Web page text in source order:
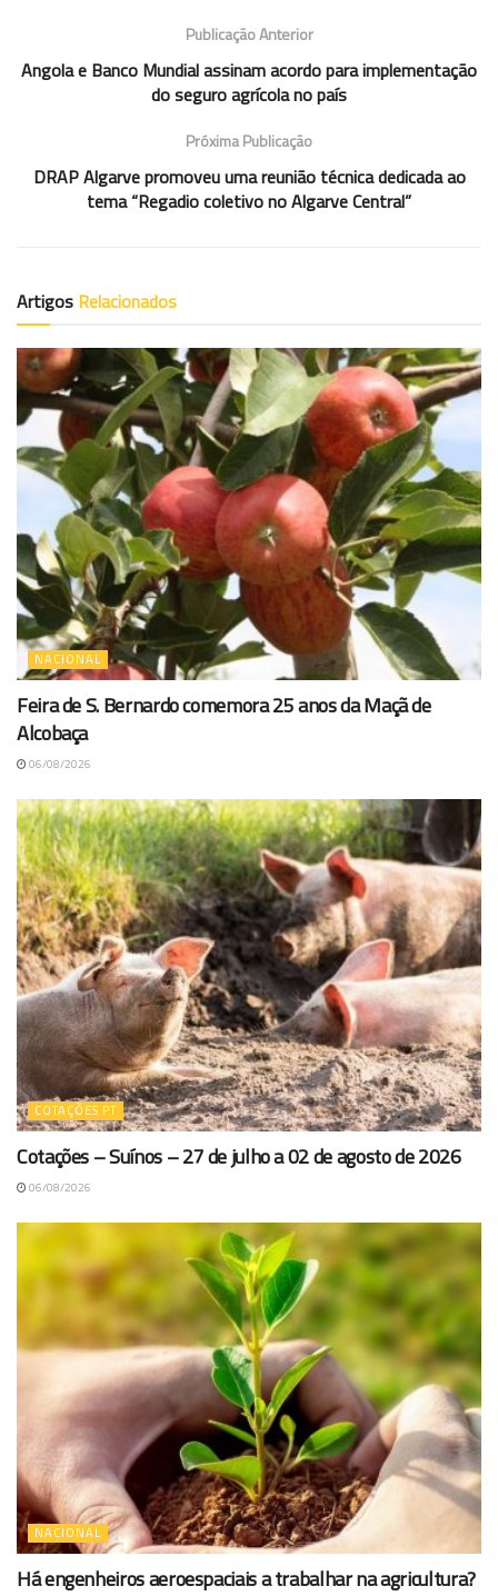
Publicação Anterior
Angola e Banco Mundial assinam acordo para implementação
do seguro agrícola no país
Próxima Publicação
DRAP Algarve promoveu uma reunião técnica dedicada ao
tema “Regadio coletivo no Algarve Central”
Artigos Relacionados
NACIONAL
Feira de S. Bernardo comemora 25 anos da Maçã de
Alcobaça
06/08/2026
COTAÇÕES PT
Cotações – Suínos – 27 de julho a 02 de agosto de 2026
06/08/2026
NACIONAL
Há engenheiros aeroespaciais a trabalhar na agricultura?